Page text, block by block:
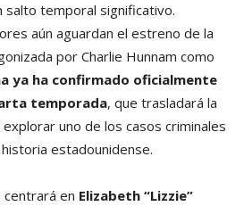
salto temporal significativo.
aún aguardan el estreno de la
por Charlie Hunnam como
ya ha confirmado oficialmente
temporada, que trasladará la
explorar uno de los casos criminales
estadounidense.
en Elizabeth “Lizzie”